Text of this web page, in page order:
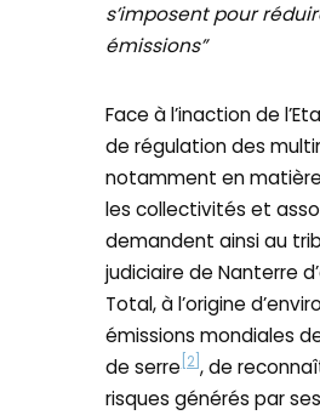
s’imposent pour
émissions”
Face à l’inaction de
de régulation des
notamment en
les collectivités et
demandent ainsi au
judiciaire de Nanterre
Total, à l’origine
émissions mondiales
de serre [2] , de
risques générés par